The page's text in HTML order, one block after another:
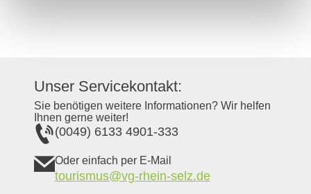
Unser Servicekontakt:
Sie benötigen weitere Informationen? Wir helfen
Ihnen gerne weiter!
(0049) 6133 4901-333
Oder einfach per E-Mail
tourismus@vg-rhein-selz.de